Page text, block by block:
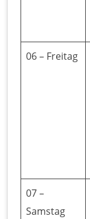
06 – Freitag
07 –
Samstag